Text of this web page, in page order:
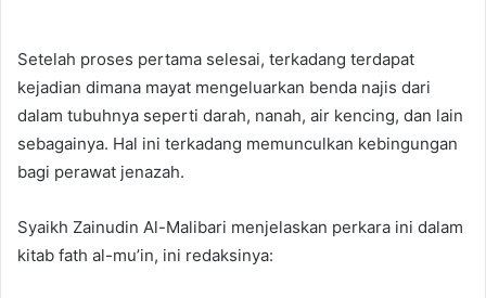
Setelah proses pertama selesai, terkadang terdapat
kejadian dimana mayat mengeluarkan benda najis dari
dalam tubuhnya seperti darah, nanah, air kencing, dan lain
sebagainya. Hal ini terkadang memunculkan kebingungan
bagi perawat jenazah.
Syaikh Zainudin Al-Malibari menjelaskan perkara ini dalam
kitab fath al-mu’in, ini redaksinya: